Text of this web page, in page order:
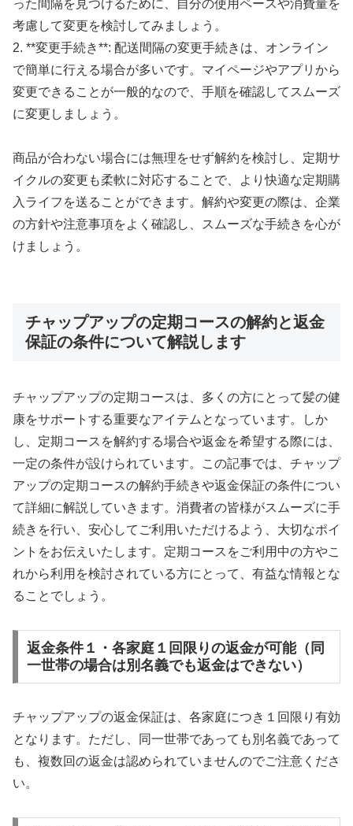
った間隔を見つけるために、自分の使用ペースや消費量を
考慮して変更を検討してみましょう。
2. **変更手続き**: 配送間隔の変更手続きは、オンライン
で簡単に行える場合が多いです。マイページやアプリから
変更できることが一般的なので、手順を確認してスムーズ
に変更しましょう。
商品が合わない場合には無理をせず解約を検討し、定期サ
イクルの変更も柔軟に対応することで、より快適な定期購
入ライフを送ることができます。解約や変更の際は、企業
の方針や注意事項をよく確認し、スムーズな手続きを心が
けましょう。
チャップアップの定期コースの解約と返金
保証の条件について解説します
チャップアップの定期コースは、多くの方にとって髪の健
康をサポートする重要なアイテムとなっています。しか
し、定期コースを解約する場合や返金を希望する際には、
一定の条件が設けられています。この記事では、チャップ
アップの定期コースの解約手続きや返金保証の条件につい
て詳細に解説していきます。消費者の皆様がスムーズに手
続きを行い、安心してご利用いただけるよう、大切なポイ
ントをお伝えいたします。定期コースをご利用中の方やこ
れから利用を検討されている方にとって、有益な情報とな
ることでしょう。
返金条件１・各家庭１回限りの返金が可能（同
一世帯の場合は別名義でも返金はできない）
チャップアップの返金保証は、各家庭につき１回限り有効
となります。ただし、同一世帯であっても別名義であって
も、複数回の返金は認められていませんのでご注意くださ
い。